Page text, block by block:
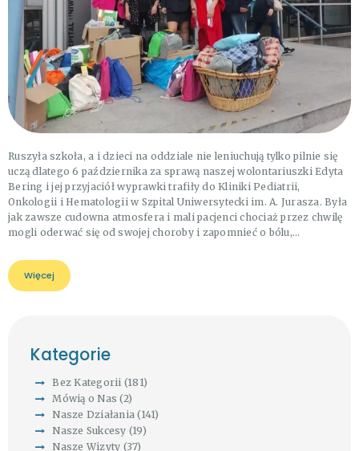
Ruszyła szkoła, a i dzieci na oddziale nie leniuchują tylko pilnie się
uczą dlatego 6 października za sprawą naszej wolontariuszki Edyta
Bering i jej przyjaciół wyprawki trafiły do Kliniki Pediatrii,
Onkologii i Hematologii w Szpital Uniwersytecki im. A. Jurasza. Była
jak zawsze cudowna atmosfera i mali pacjenci chociaż przez chwilę
mogli oderwać się od swojej choroby i zapomnieć o bólu,…
Więcej
Kategorie
Bez Kategorii (181)
Mówią o Nas (2)
Nasze Działania (141)
Nasze Sukcesy (19)
Nasze Wizyty (37)